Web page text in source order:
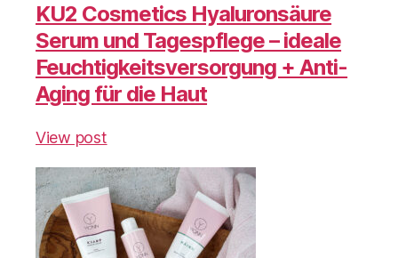
KU2 Cosmetics Hyaluronsäure
Serum und Tagespflege – ideale
Feuchtigkeitsversorgung + Anti-
Aging für die Haut
View post